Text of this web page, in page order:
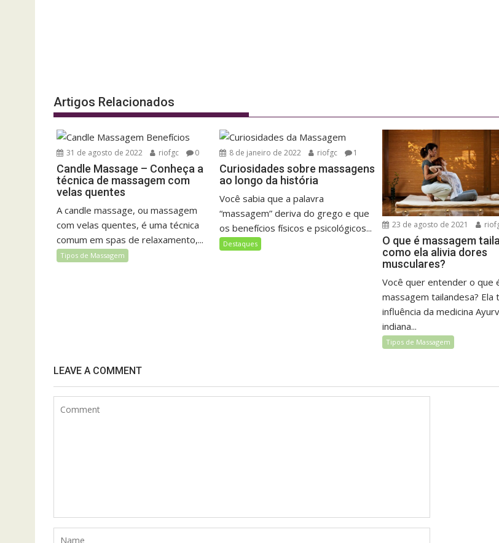
Artigos Relacionados
31 de agosto de 2022 riofgc 0
Candle Massage – Conheça a
técnica de massagem com
velas quentes
A candle massage, ou massagem
com velas quentes, é uma técnica
comum em spas de relaxamento,...
Tipos de Massagem
8 de janeiro de 2022 riofgc 1
Curiosidades sobre massagens
ao longo da história
Você sabia que a palavra
“massagem” deriva do grego e que
os benefícios físicos e psicológicos...
Destaques
23 de agosto de 2021
O que é massagem
como ela alivia dores
musculares?
Você quer entender o que
massagem tailandesa? Ela
influência da medicina
indiana...
Tipos de Massagem
LEAVE A COMMENT